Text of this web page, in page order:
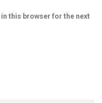
this browser for the next